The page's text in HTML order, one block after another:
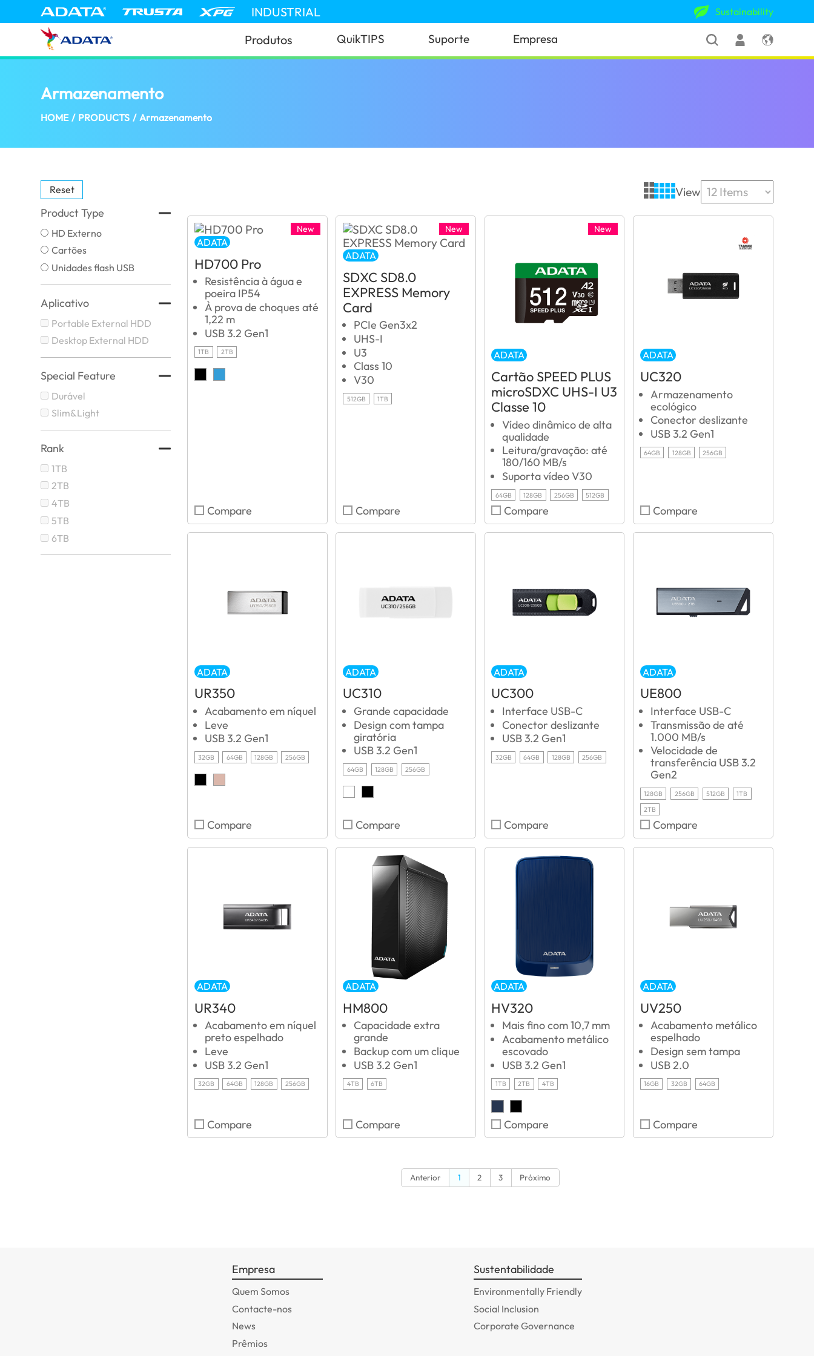
INDUSTRIAL Sustainability
Produtos QuikTIPS Suporte Empresa
Armazenamento(Brazil)
HOME / PRODUCTS / Armazenamento
Reset
Product Type
HD Externo
Cartões
Unidades flash USB
Aplicativo
Portable External HDD
Desktop External HDD
Special Feature
Durável
Slim&Light
Rank
1TB
2TB
4TB
5TB
6TB
View
New
ADATA
HD700 Pro
Resistência à água e
poeira IP54
À prova de choques até
1,22 m
USB 3.2 Gen1
1TB 2TB
Compare
New
ADATA
SDXC SD8.0
EXPRESS Memory
Card
PCIe Gen3x2
UHS-I
U3
Class 10
V30
512GB 1TB
Compare
New
ADATA
Cartão SPEED PLUS
microSDXC UHS-I U3
Classe 10
Vídeo dinâmico de alta
qualidade
Leitura/gravação: até
180/160 MB/s
Suporta vídeo V30
64GB 128GB 256GB 512GB
Compare
ADATA
UC320
Armazenamento
ecológico
Conector deslizante
USB 3.2 Gen1
64GB 128GB 256GB
Compare
ADATA
UR350
Acabamento em níquel
Leve
USB 3.2 Gen1
32GB 64GB 128GB 256GB
Compare
ADATA
UC310
Grande capacidade
Design com tampa
giratória
USB 3.2 Gen1
64GB 128GB 256GB
Compare
ADATA
UC300
Interface USB-C
Conector deslizante
USB 3.2 Gen1
32GB 64GB 128GB 256GB
Compare
ADATA
UE800
Interface USB-C
Transmissão de até
1.000 MB/s
Velocidade de
transferência USB 3.2
Gen2
128GB 256GB 512GB
1TB
2TB
Compare
ADATA
UR340
Acabamento em níquel
preto espelhado
Leve
USB 3.2 Gen1
32GB 64GB 128GB 256GB
Compare
ADATA
HM800
Capacidade extra
grande
Backup com um clique
USB 3.2 Gen1
4TB 6TB
Compare
ADATA
HV320
Mais fino com 10,7 mm
Acabamento metálico
escovado
USB 3.2 Gen1
1TB 2TB 4TB
Compare
ADATA
UV250
Acabamento metálico
espelhado
Design sem tampa
USB 2.0
16GB 32GB 64GB
Compare
Anterior 1 2 3 Próximo
Empresa
Quem Somos
Contacte-nos
News
Prêmios
Sustentabilidade
Environmentally Friendly
Social Inclusion
Corporate Governance